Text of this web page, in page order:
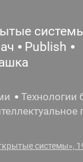
Publish
Технологии
системы»,